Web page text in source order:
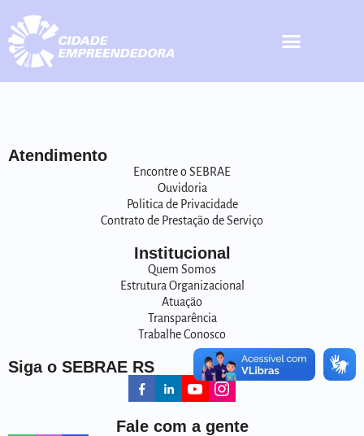
Atendimento
Encontre o SEBRAE
Ouvidoria
Politica de Privacidade
Contrato de Prestação de Serviço
Institucional
Quem Somos
Estrutura Organizacional
Atuação
Transparência
Trabalhe Conosco
Siga o SEBRAE RS
Fale com a gente